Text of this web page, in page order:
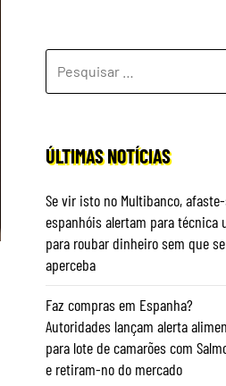
POR:
ÚLTIMAS NOTÍCIAS
Se vir isto no Multibanco,
espanhóis alertam para técnica
para roubar dinheiro sem que se
aperceba
Faz compras em Espanha?
Autoridades lançam alerta
para lote de camarões com
e retiram-no do mercado